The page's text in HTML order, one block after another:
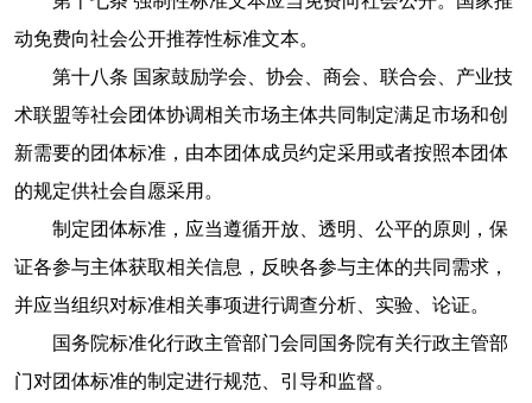
动免费向社会公开推荐性标准文本。
第十八条 国家鼓励学会、协会、商会、联合会、产业技
术联盟等社会团体协调相关市场主体共同制定满足市场和创
新需要的团体标准，由本团体成员约定采用或者按照本团体
的规定供社会自愿采用。
制定团体标准，应当遵循开放、透明、公平的原则，保
证各参与主体获取相关信息，反映各参与主体的共同需求，
并应当组织对标准相关事项进行调查分析、实验、论证。
国务院标准化行政主管部门会同国务院有关行政主管部
门对团体标准的制定进行规范、引导和监督。